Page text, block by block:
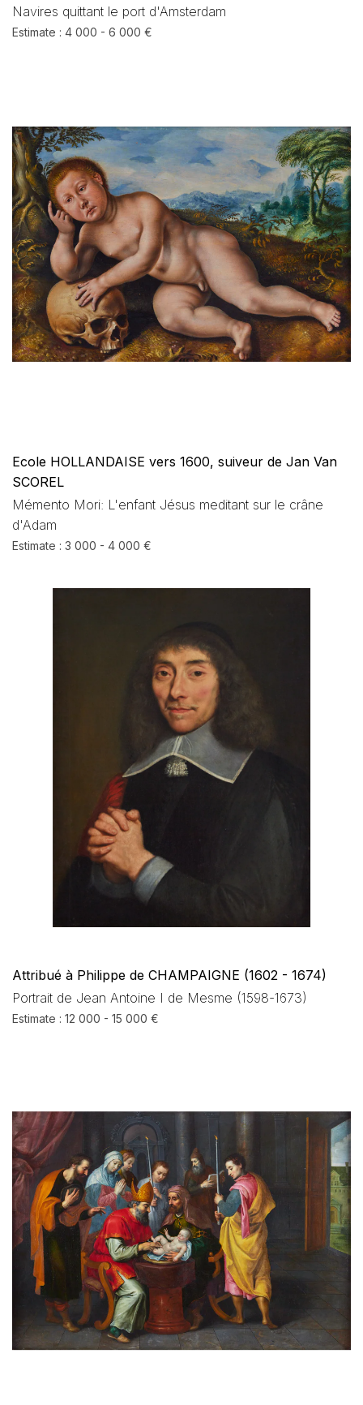
Navires quittant le port d'Amsterdam
Estimate : 4 000 - 6 000 €
Ecole HOLLANDAISE vers 1600, suiveur de Jan Van
SCOREL
Mémento Mori: L'enfant Jésus meditant sur le crâne
d'Adam
Estimate : 3 000 - 4 000 €
Attribué à Philippe de CHAMPAIGNE (1602 - 1674)
Portrait de Jean Antoine I de Mesme (1598-1673)
Estimate : 12 000 - 15 000 €